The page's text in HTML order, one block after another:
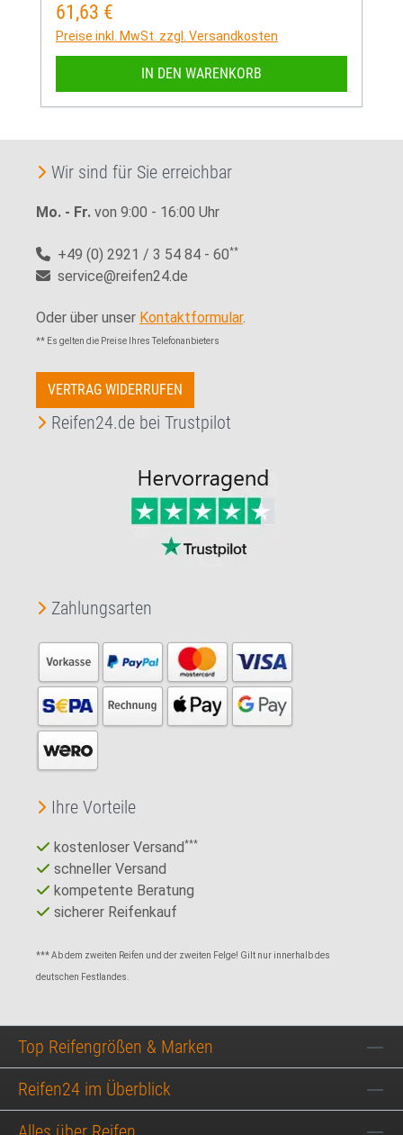
Regulärer Preis:
61,63 €
Preise inkl. MwSt. zzgl. Versandkosten
IN DEN WARENKORB
Wir sind für Sie erreichbar
Mo. - Fr. von 9:00 - 16:00 Uhr
+49 (0) 2921 / 3 54 84 - 60**
service@reifen24.de
Oder über unser Kontaktformular.
** Es gelten die Preise Ihres Telefonanbieters
VERTRAG WIDERRUFEN
Reifen24.de bei Trustpilot
Zahlungsarten
Ihre Vorteile
kostenloser Versand***
schneller Versand
kompetente Beratung
sicherer Reifenkauf
*** Ab dem zweiten Reifen und der zweiten Felge! Gilt nur innerhalb des
deutschen Festlandes.
Top Reifengrößen & Marken
Reifen24 im Überblick